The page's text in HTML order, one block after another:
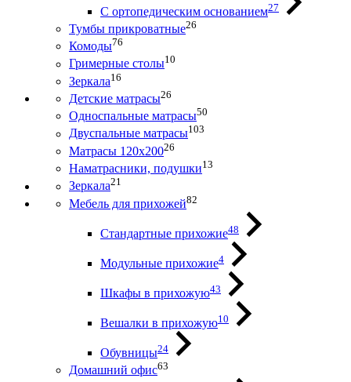
С ортопедическим основанием27
Тумбы прикроватные26
Комоды76
Гримерные столы10
Зеркала16
Детские матрасы26
Односпальные матрасы50
Двуспальные матрасы103
Матрасы 120х20026
Наматрасники, подушки13
Зеркала21
Мебель для прихожей82
Стандартные прихожие48
Модульные прихожие4
Шкафы в прихожую43
Вешалки в прихожую10
Обувницы24
Домашний офис63